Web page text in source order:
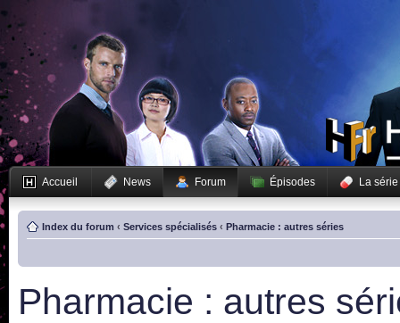
Accueil News Forum Épisodes La série
Index du forum ‹ Services spécialisés ‹ Pharmacie : autres séries
Pharmacie : autres